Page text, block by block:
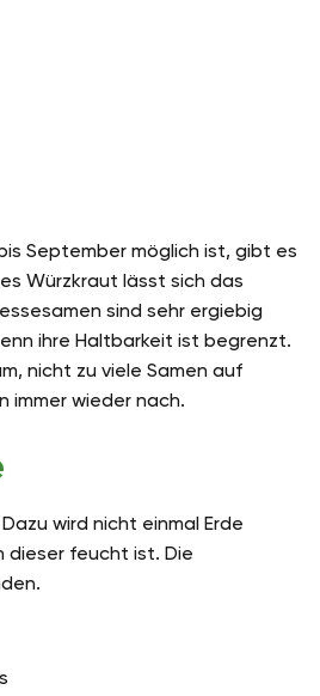
September möglich ist, gibt es
Würzkraut lässt sich das
sind sehr ergiebig
ihre Haltbarkeit ist begrenzt.
nicht zu viele Samen auf
immer wieder nach.
wird nicht einmal Erde
dieser feucht ist. Die